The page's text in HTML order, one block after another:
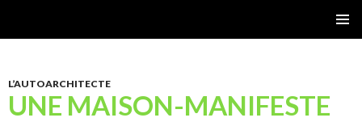
L’AUTOARCHITECTE
UNE MAISON-MANIFESTE